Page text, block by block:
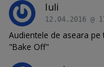
Iuli
12.04.2016 @
Audientele de aseara
"Bake Off"